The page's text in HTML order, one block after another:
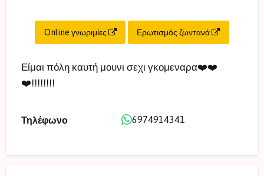
Online γνωριμίες Ερωτισμός ζωντανά
Είμαι πόλη καυτή μουνι σεχι γκομεναρα❤️❤️
❤️!!!!!!!!
Τηλέφωνο 6974914341